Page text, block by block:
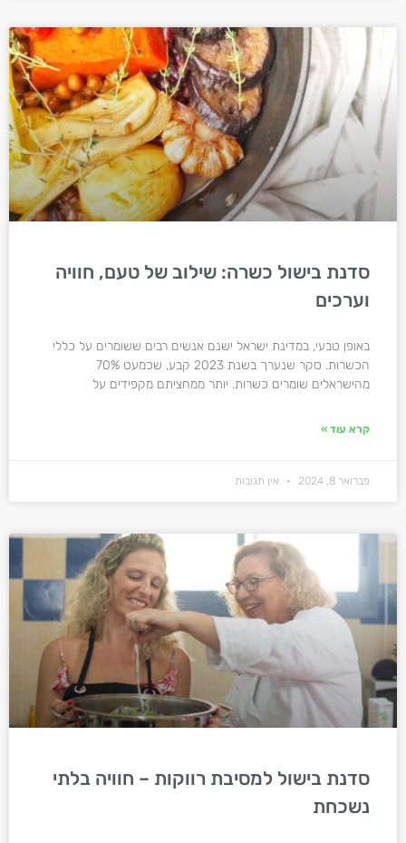
סדנת בישול כשרה: שילוב של טעם, חוויה
וערכים
באופן טבעי, במדינת ישראל ישנם אנשים רבים ששומרים על כללי
הכשרות. סקר שנערך בשנת 2023 קבע, שכמעט 70%
מהישראלים שומרים כשרות. יותר ממחציתם מקפידים על
קרא עוד »
פברואר 8, 2024 אין תגובות
סדנת בישול למסיבת רווקות – חוויה בלתי
נשכחת